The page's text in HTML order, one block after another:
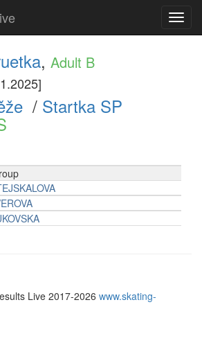
, Adult B
/ Startka SP
Live 2017-2026 www.skating-